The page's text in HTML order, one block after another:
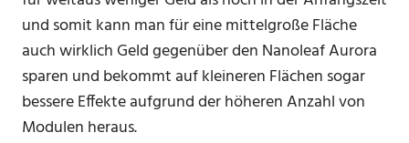
und somit kann man für eine mittelgroße Fläche
auch wirklich Geld gegenüber den Nanoleaf Aurora
sparen und bekommt auf kleineren Flächen sogar
bessere Effekte aufgrund der höheren Anzahl von
Modulen heraus.